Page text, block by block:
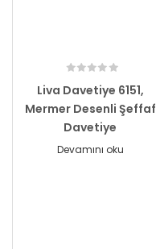
Liva Davetiye 6151,
Mermer Desenli Şeffaf
Davetiye
Devamını oku